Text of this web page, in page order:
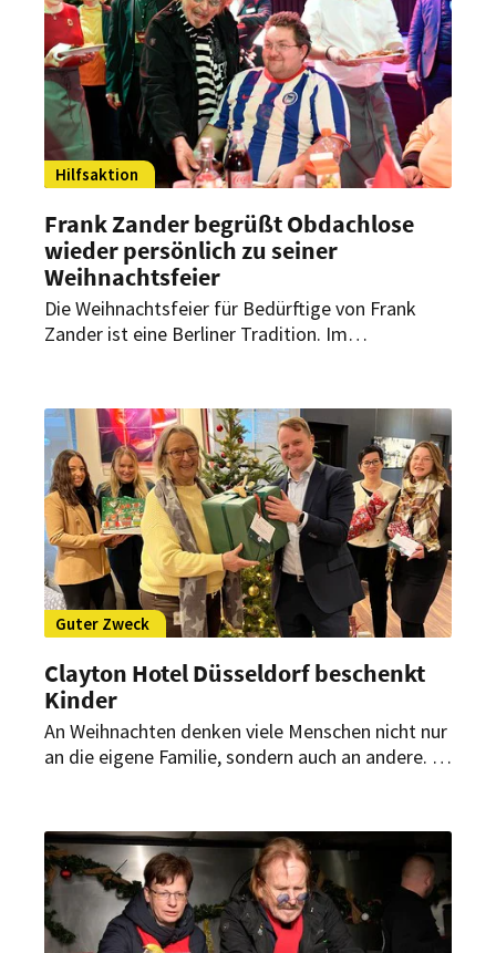
Hilfsaktion
Frank Zander begrüßt Obdachlose
wieder persönlich zu seiner
Weihnachtsfeier
Die Weihnachtsfeier für Bedürftige von Frank
Zander ist eine Berliner Tradition. Im
wieder persönlich begrüßen.
Guter Zweck
Clayton Hotel Düsseldorf beschenkt
Kinder
An Weihnachten denken viele Menschen nicht nur
an die eigene Familie, sondern auch an andere. Es
durfte die Elterninitiative Kinderkrebsklinik
Geschenke aus der Wunschbaum-Aktion
entgegennehmen.